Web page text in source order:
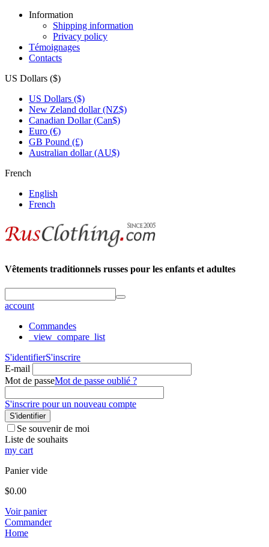
Information
Shipping information
Privacy policy
Témoignages
Contacts
US Dollars ($)
US Dollars ($)
New Zeland dollar (NZ$)
Canadian Dollar (Can$)
Euro (€)
GB Pound (£)
Australian dollar (AU$)
French
English
French
Vêtements traditionnels russes pour les enfants et adultes
account
Commandes
_view_compare_list
S'identifierS'inscrire
E-mail
Mot de passeMot de passe oublié ?
S'inscrire pour un nouveau compte
S'identifier
Se souvenir de moi
Liste de souhaits
my cart
Panier vide
$0.00
Voir panier
Commander
Home